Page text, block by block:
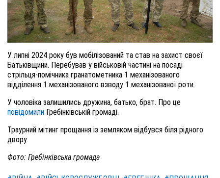
У липні 2024 року був мобілізований та став на захист своєї
Батьківщини. Перебував у військовій частині на посаді
стрільця-помічника гранатометника 1 механізованого
відділення 1 механізованого взводу 1 механізованої роти.
У чоловіка залишились дружина, батько, брат. Про це
повідомили Гребінківській громаді.
Траурний мітинг прощання із земляком відбувся біля рідного
двору.
Фото: Гребінківська громада